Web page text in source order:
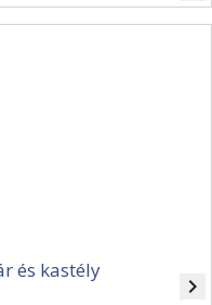
és kastély
navigate_next